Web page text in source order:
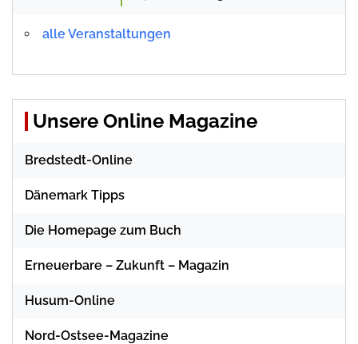
alle Veranstaltungen
Unsere Online Magazine
Bredstedt-Online
Dänemark Tipps
Die Homepage zum Buch
Erneuerbare – Zukunft – Magazin
Husum-Online
Nord-Ostsee-Magazine